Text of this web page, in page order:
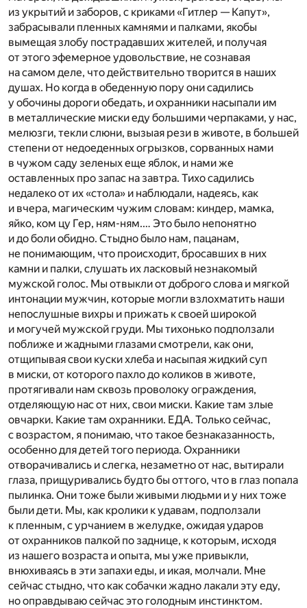
из укрытий и заборов, с криками «Гитлер — Капут»,
забрасывали пленных камнями и палками, якобы
вымещая злобу пострадавших жителей, и получая
от этого эфемерное удовольствие, не сознавая
на самом деле, что действительно творится в наших
душах. Но когда в обеденную пору они садились
у обочины дороги обедать, и охранники насыпали им
в металлические миски еду большими черпаками, у нас,
мелюзги, текли слюни, вызыая рези в животе, в большей
степени от недоеденных огрызков, сорванных нами
в чужом саду зеленых еще яблок, и нами же
оставленных про запас на завтра. Тихо садились
недалеко от их «стола» и наблюдали, надеясь, как
и вчера, магическим чужим словам: киндер, мамка,
яйко, ком цу Гер, ням-ням.… Это было непонятно
и до боли обидно. Стыдно было нам, пацанам,
не понимающим, что происходит, бросавших в них
камни и палки, слушать их ласковый незнакомый
мужской голос. Мы отвыкли от доброго слова и мягкой
интонации мужчин, которые могли взлохматить наши
непослушные вихры и прижать к своей широкой
и могучей мужской груди. Мы тихонько подползали
поближе и жадными глазами смотрели, как они,
отщипывая свои куски хлеба и насыпая жидкий суп
в миски, от которого пахло до коликов в животе,
протягивали нам сквозь проволоку ограждения,
отделяющую нас от них, свои миски. Какие там злые
овчарки. Какие там охранники. ЕДА. Только сейчас,
с возрастом, я понимаю, что такое безнаказанность,
особенно для детей того периода. Охранники
отворачивались и слегка, незаметно от нас, вытирали
глаза, прищуривались будто бы оттого, что в глаз попала
пылинка. Они тоже были живыми людьми и у них тоже
были дети. Мы, как кролики к удавам, подползали
к пленным, с урчанием в желудке, ожидая ударов
от охранников палкой по заднице, к которым, исходя
из нашего возраста и опыта, мы уже привыкли,
внюхиваясь в эти запахи еды, и икая, молчали. Мне
сейчас стыдно, что как собачки жадно лакали эту еду,
но оправдываю сейчас это голодным инстинктом.